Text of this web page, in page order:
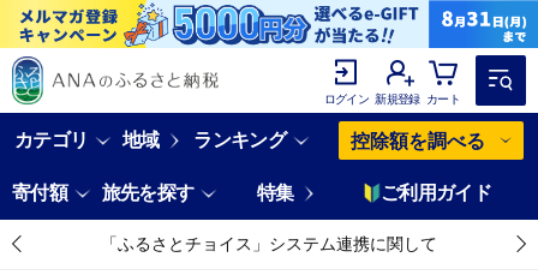
ログイン 新規登録 カート
カテゴリ 地域 ランキング 控除額を調べる
寄付額 旅先を探す 特集 ご利用ガイド
「ふるさとチョイス」システム連携に関して